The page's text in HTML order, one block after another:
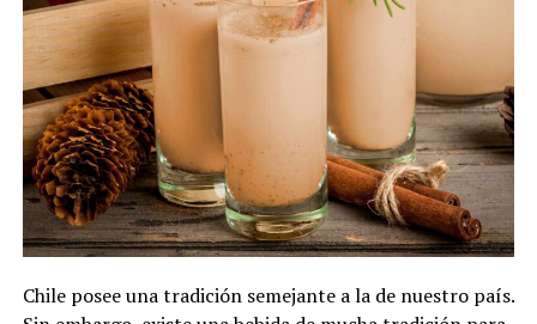
Chile posee una tradición semejante a la de nuestro país.